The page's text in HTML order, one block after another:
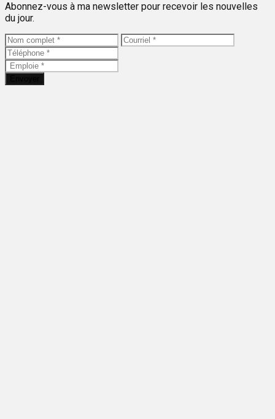
Abonnez-vous à ma newsletter pour recevoir les nouvelles
du jour.